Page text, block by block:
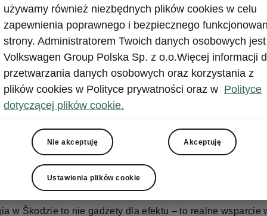
Ciebie. W naszej ofercie znajdziesz rozwiązania
jazdy i potrzeb:
i wysokoprężne – sprawdzone, wydajne i
mocy,
– oszczędne, idealne na co dzień,
– bezemisyjne, dynamiczne i świetnie wyposażone,
– dla pewności prowadzenia w każdych warunkach.
w Škodzie to nie gadżety dla efektu – to realne wsparcie
używamy również niezbędnych plików cookies w celu
zapewnienia poprawnego i bezpiecznego
strony. Administratorem Twoich danych osobowych jest
Volkswagen Group Polska Sp. z o.o.Więcej informacji
przetwarzania danych osobowych oraz korzystania z
plików cookies w Polityce prywatności oraz w Polityce
dotyczącej plików cookie.
Nie akceptuję Akceptuję
Ustawienia plików cookie